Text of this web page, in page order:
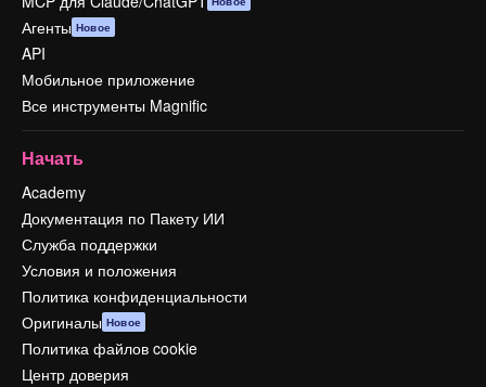
Агенты Новое
API
Мобильное приложение
Все инструменты Magnific
Начать
Academy
Документация по Пакету ИИ
Служба поддержки
Условия и положения
Политика конфиденциальности
Оригиналы Новое
Политика файлов cookie
Центр доверия